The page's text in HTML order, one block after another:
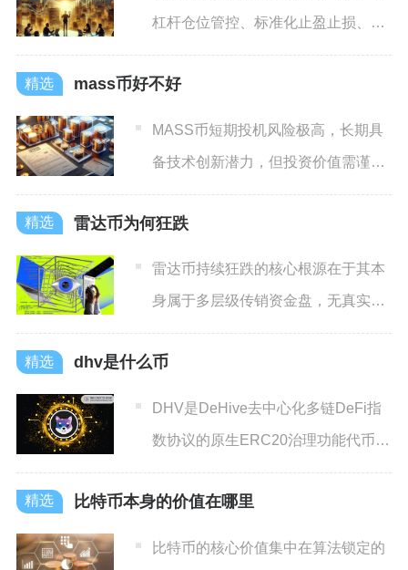
杠杆仓位管控、标准化止盈止损、趋
势技术判断、机制成本规避、
mass币好不好
MASS币短期投机风险极高，长期具
备技术创新潜力，但投资价值需谨慎
看待，整体属于高风险、低
雷达币为何狂跌
雷达币持续狂跌的核心根源在于其本
身属于多层级传销资金盘，无真实价
值支撑，叠加国内全面的虚拟
dhv是什么币
DHV是DeHive去中心化多链DeFi指
数协议的原生ERC20治理功能代币，
项目主打去中
比特币本身的价值在哪里
比特币的核心价值集中在算法锁定的